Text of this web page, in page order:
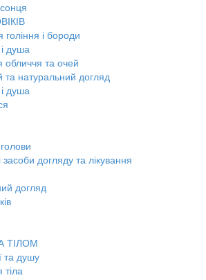
і бороди
душа
обличчя та очей
та натуральний догляд
душа
засоби догляду та лікування
догляд
ТІЛОМ
та душу
тіла